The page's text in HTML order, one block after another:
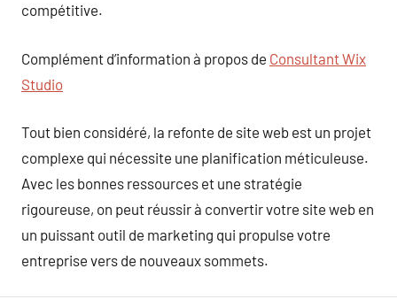
compétitive.
Complément d’information à propos de Consultant Wix
Studio
Tout bien considéré, la refonte de site web est un projet
complexe qui nécessite une planification méticuleuse.
Avec les bonnes ressources et une stratégie
rigoureuse, on peut réussir à convertir votre site web en
un puissant outil de marketing qui propulse votre
entreprise vers de nouveaux sommets.